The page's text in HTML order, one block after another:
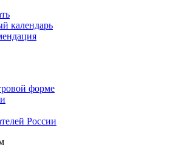
календарь
форме
России